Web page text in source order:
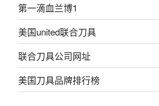
第一滴血兰博1
美国united联合刀具
联合刀具公司网址
美国刀具品牌排行榜